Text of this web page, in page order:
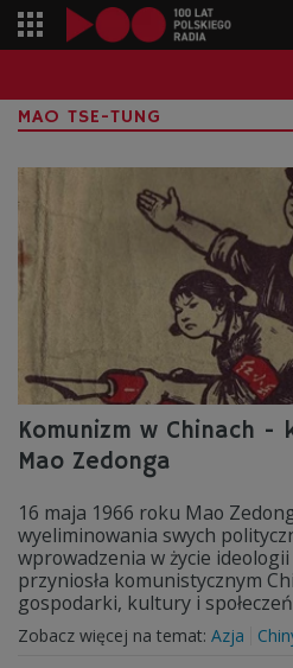
MAO TSE-TUNG
Komunizm w Chinach -
Mao Zedonga
16 maja 1966 roku Mao
wyeliminowania swych
wprowadzenia w życie
przyniosła komunistycznym
gospodarki, kultury i
Zobacz więcej na temat: Azja